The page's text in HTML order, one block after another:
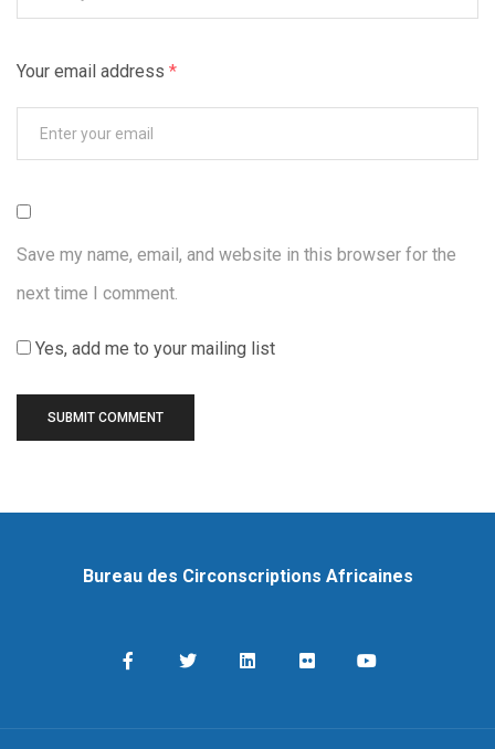
Your email address *
Save my name, email, and website in this browser for the
next time I comment.
Yes, add me to your mailing list
Bureau des Circonscriptions Africaines